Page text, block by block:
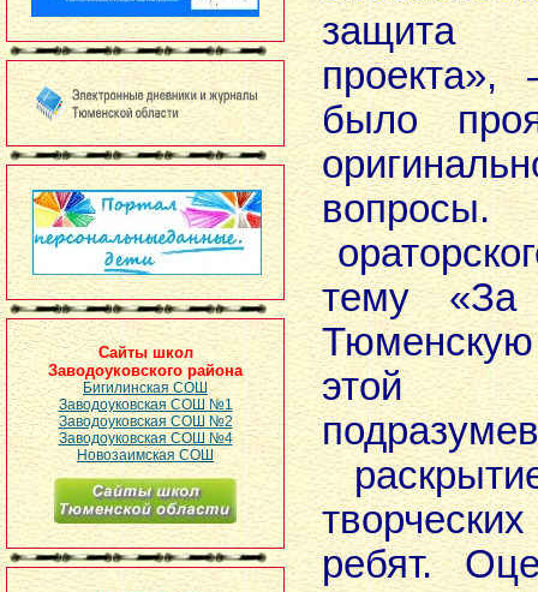
Сайты школ
Заводоуковского района
Бигилинская СОШ
Заводоуковская СОШ №1
Заводоуковская СОШ №2
Заводоуковская СОШ №4
Новозаимская СОШ
защита
было
тему
этой
ребят.